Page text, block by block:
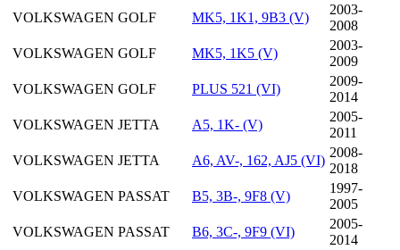
VOLKSWAGEN GOLF MK5, 1K1, 9B3 (V)
2003-
2008
VOLKSWAGEN GOLF MK5, 1K5 (V)
2003-
2009
VOLKSWAGEN GOLF PLUS 521 (VI)
2009-
2014
VOLKSWAGEN JETTA A5, 1K- (V)
2005-
2011
VOLKSWAGEN JETTA A6, AV-, 162, AJ5 (VI)
2008-
2018
VOLKSWAGEN PASSAT B5, 3B-, 9F8 (V)
1997-
2005
VOLKSWAGEN PASSAT B6, 3C-, 9F9 (VI)
2005-
2014